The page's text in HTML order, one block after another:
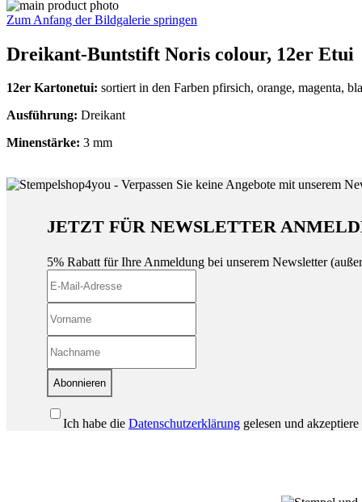
Zum Anfang der Bildgalerie springen
Dreikant-Buntstift Noris colour, 12er Etui
12er Kartonetui: sortiert in den Farben pfirsich, orange, magenta,
Ausführung: Dreikant
Minenstärke: 3 mm
JETZT FÜR NEWSLETTER
5% Rabatt für Ihre Anmeldung bei unserem Newsletter
Abonnieren
Ich habe die Datenschutzerklärung gelesen und